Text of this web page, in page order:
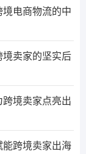
电商物流的中
卖家的坚实后
境卖家点亮出
跨境卖家出海